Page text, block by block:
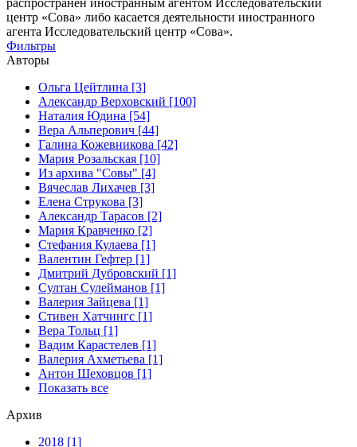
распространен иностранным агентом Исследовательский
центр «Сова» либо касается деятельности иностранного
агента Исследовательский центр «Сова».
Фильтры
Авторы
Ольга Цейтлина [3]
Александр Верховский [100]
Наталия Юдина [54]
Вера Альперович [44]
Галина Кожевникова [42]
Мария Розальская [10]
Из архива "Совы" [4]
Вячеслав Лихачев [3]
Елена Струкова [3]
Александр Тарасов [2]
Мария Кравченко [2]
Стефания Кулаева [1]
Валентин Гефтер [1]
Дмитрий Дубровский [1]
Султан Сулейманов [1]
Валерия Зайцева [1]
Стивен Хатчингс [1]
Верa Тольц [1]
Вадим Карастелев [1]
Валерия Ахметьева [1]
Антон Шеховцов [1]
Показать все
Архив
2018 [1]